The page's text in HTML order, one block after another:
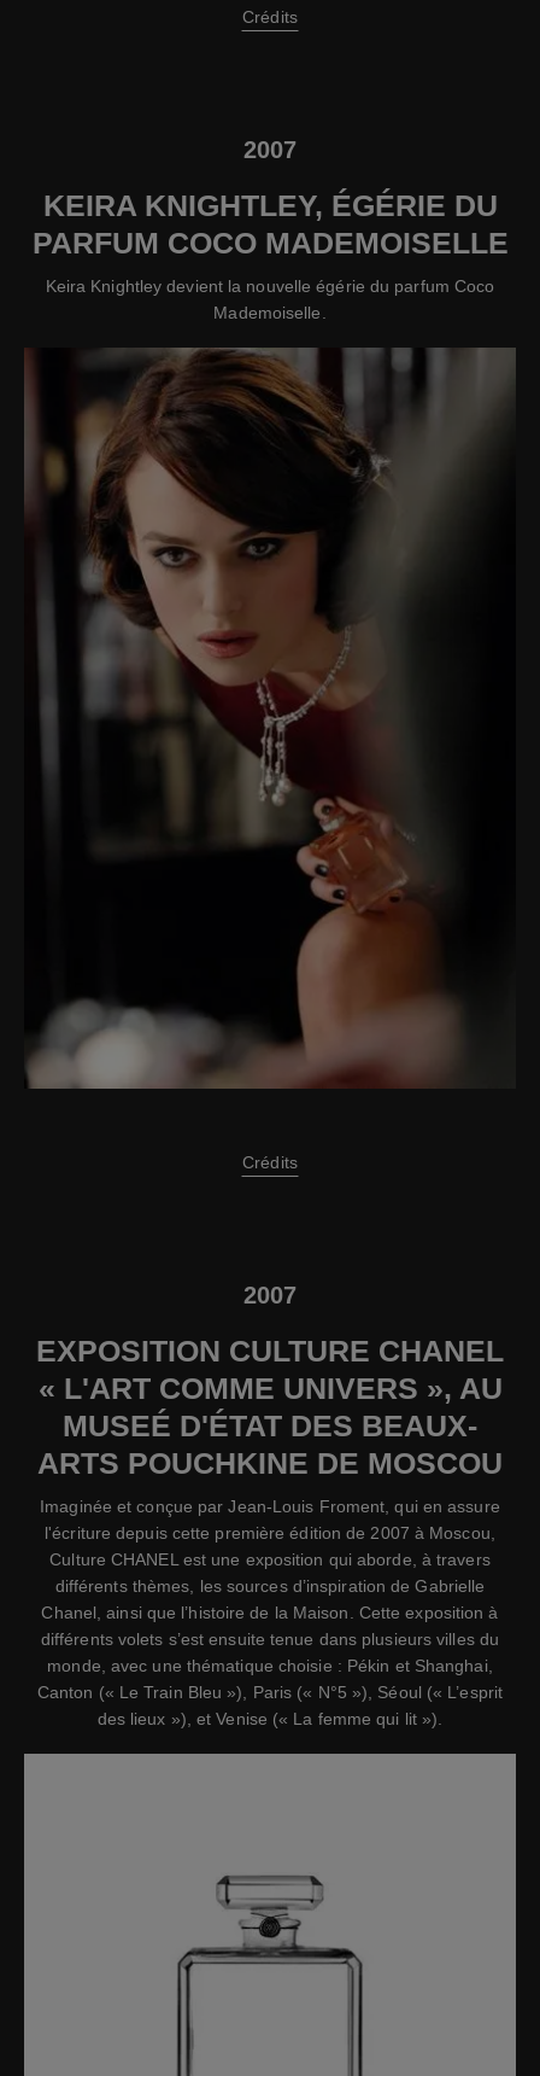
Crédits
2007
KEIRA KNIGHTLEY, ÉGÉRIE DU
PARFUM COCO MADEMOISELLE
Keira Knightley devient la nouvelle égérie du parfum Coco
Mademoiselle.
Crédits
2007
EXPOSITION CULTURE CHANEL
« L'ART COMME UNIVERS », AU
MUSEÉ D'ÉTAT DES BEAUX-
ARTS POUCHKINE DE MOSCOU
Imaginée et conçue par Jean-Louis Froment, qui en assure
l'écriture depuis cette première édition de 2007 à Moscou,
Culture CHANEL est une exposition qui aborde, à travers
différents thèmes, les sources d’inspiration de Gabrielle
Chanel, ainsi que l’histoire de la Maison. Cette exposition à
différents volets s’est ensuite tenue dans plusieurs villes du
monde, avec une thématique choisie : Pékin et Shanghai,
Canton (« Le Train Bleu »), Paris (« N°5 »), Séoul (« L’esprit
des lieux »), et Venise (« La femme qui lit »).